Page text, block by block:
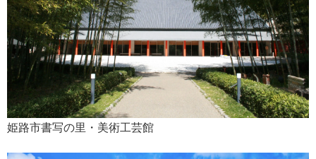
姫路市書写の里・美術工芸館